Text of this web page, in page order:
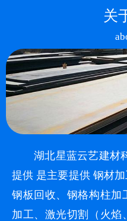
关
湖北星蓝云艺建材
提供 是主要提供 钢材加
钢板回收、钢格构柱加
加工、激光切割（火焰